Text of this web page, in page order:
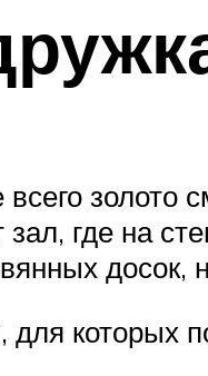
всего
зал, где на
досок,
которых